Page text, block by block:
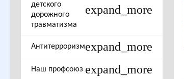
детского
дорожного
травматизма
expand_more
Антитерроризмexpand_more
Наш профсоюз expand_more